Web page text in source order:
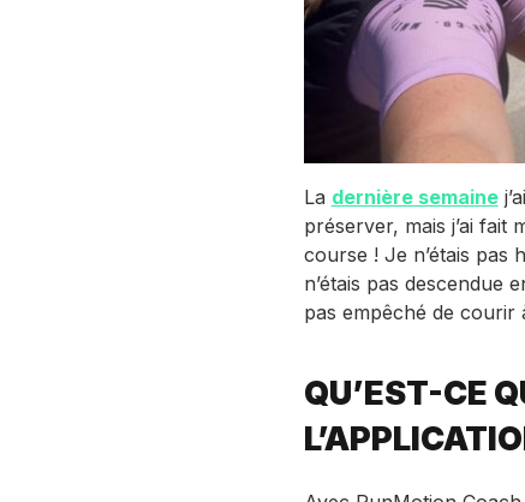
La dernière semaine
préserver, mais j’ai fait
course ! Je n’étais pas
n’étais pas descendue
pas empêché de courir
QU’EST-CE